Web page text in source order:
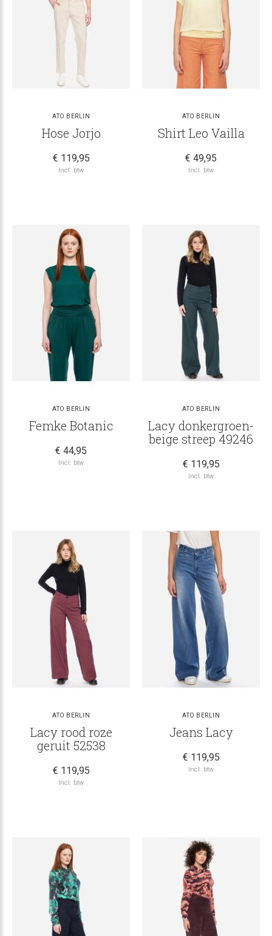
ATO BERLIN
Hose Jorjo
€ 119,95
Incl. btw
ATO BERLIN
Shirt Leo Vailla
€ 49,95
Incl. btw
ATO BERLIN
Femke Botanic
€ 44,95
Incl. btw
ATO BERLIN
Lacy donkergroen-
beige streep 49246
€ 119,95
Incl. btw
ATO BERLIN
Lacy rood roze
geruit 52538
€ 119,95
Incl. btw
ATO BERLIN
Jeans Lacy
€ 119,95
Incl. btw